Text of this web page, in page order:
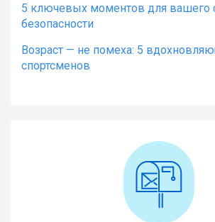
5 ключевых моментов для вашего
безопасности
Возраст — не помеха: 5
спортсменов